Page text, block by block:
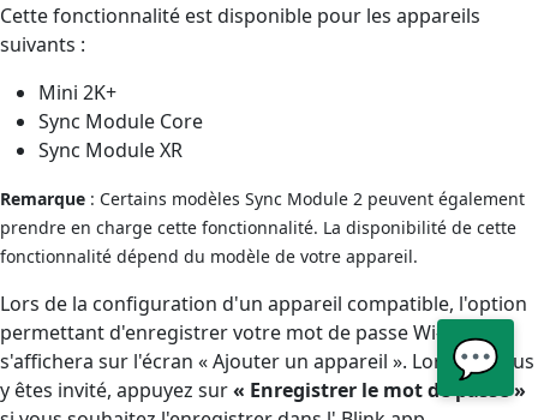
Cette fonctionnalité est disponible pour les appareils
suivants :
Mini 2K+
Sync Module Core
Sync Module XR
Remarque : Certains modèles Sync Module 2 peuvent également
prendre en charge cette fonctionnalité. La disponibilité de cette
fonctionnalité dépend du modèle de votre appareil.
Lors de la configuration d'un appareil compatible, l'option
permettant d'enregistrer votre mot de passe Wi-Fi
s'affichera sur l'écran « Ajouter un appareil ». Lorsque vous
y êtes invité, appuyez sur« Enregistrer le mot de passe »
💬